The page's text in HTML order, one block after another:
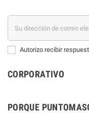
Autorizo recibir
CORPORATIVO
PORQUE